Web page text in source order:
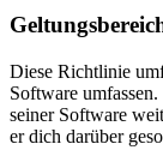
Diese Richtlinie
Software
seiner Software
er dich darüber